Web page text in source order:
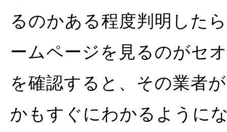
るのかある程度判明した
ームページを見るのがセ
を確認すると、その業者
かもすぐにわかるように